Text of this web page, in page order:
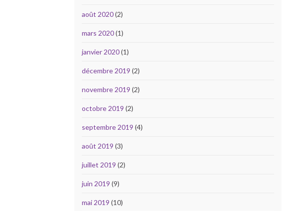
août 2020(2)
mars 2020(1)
janvier 2020(1)
décembre 2019 (2)
novembre 2019 (2)
octobre 2019 (2)
septembre 2019 (4)
août 2019 (3)
juillet 2019 (2)
juin 2019 (9)
mai 2019 (10)